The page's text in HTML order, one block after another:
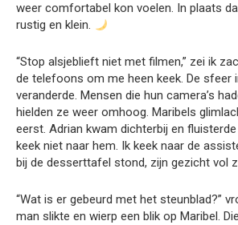
weer comfortabel kon voelen. In plaats
rustig en klein.
“Stop alsjeblieft niet met filmen,” zei ik
de telefoons om me heen keek. De sfeer
veranderde. Mensen die hun camera’s
hielden ze weer omhoog. Maribels
eerst. Adrian kwam dichterbij en
keek niet naar hem. Ik keek naar de
bij de desserttafel stond, zijn gezicht vol
“Wat is er gebeurd met het steunblad?”
man slikte en wierp een blik op Maribel.